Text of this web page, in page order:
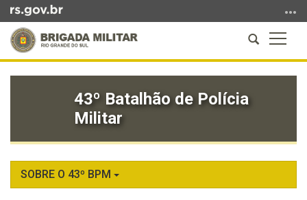
para
conteúdo
busca
a
Abrir
a
busca
43º Batalhão de Polícia
Militar
SOBRE O 43º BPM